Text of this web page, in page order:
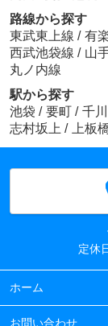
路線から探す
東武東上線 / 有
西武池袋線 / 山
丸ノ内線
駅から探す
池袋 / 要町 / 千川
志村坂上 / 上板
定休
ホーム
お問い合わせ